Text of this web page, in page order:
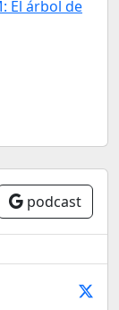
podcast